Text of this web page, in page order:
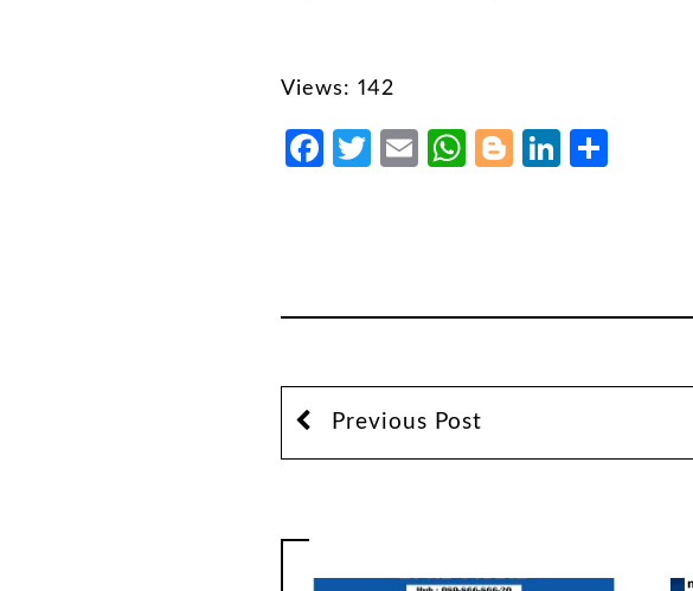
Views: 142
Facebook
Twitter
EmailWhatsApp
Blogger
LinkedIn
Previous Post